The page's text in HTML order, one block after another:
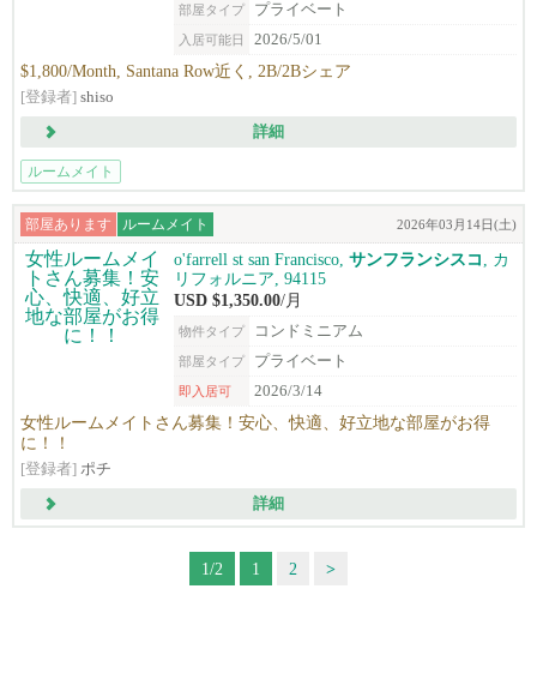
部屋タイプ プライベート
入居可能日 2026/5/01
$1,800/Month, Santana Row近く, 2B/2Bシェア
[登録者] shiso
詳細
ルームメイト
部屋あります ルームメイト 2026年03月14日(土)
o'farrell st san Francisco, サンフランシスコ
, カ
リフォルニア, 94115
USD $1,350.00/月
物件タイプ コンドミニアム
部屋タイプ プライベート
即入居可 2026/3/14
女性ルームメイトさん募集！安心、快適、好立地な部屋がお得
に！！
[登録者] ポチ
詳細
1/2 1 2 >